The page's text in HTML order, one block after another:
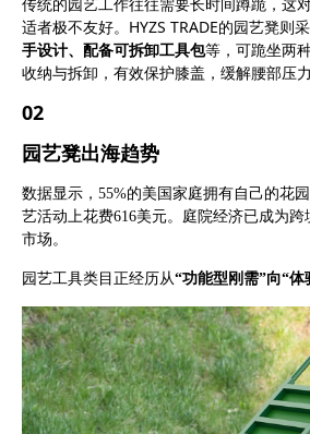
传统的园艺工作往往需要长时间蹲跪，这
适者极不友好。 HYZS TRADE的园艺凳则
手设计、配备可拆卸工具包等，可跪坐两
收纳与拆卸，有效保护膝盖，缓解腰部压力
02
园艺凳出海趋势
数据显示， 55%的美国家庭拥有自己的花
艺活动上花费616美元。庭院经济已成为
市场。
园艺工具类目正经历从“功能型刚需”向“